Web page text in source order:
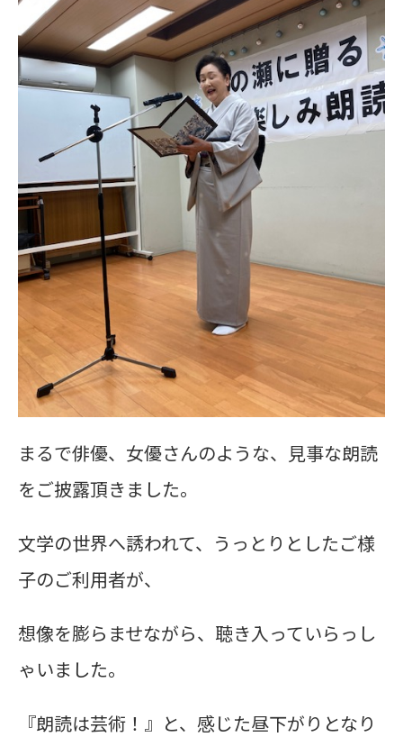
まるで俳優、女優さんのような、見事な朗読
をご披露頂きました。
文学の世界へ誘われて、うっとりとしたご様
子のご利用者が、
想像を膨らませながら、聴き入っていらっし
ゃいました。
『朗読は芸術！』と、感じた昼下がりとなり